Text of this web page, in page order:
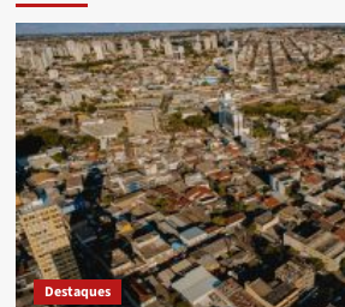
Destaques